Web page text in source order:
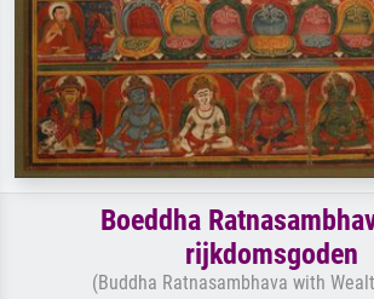
Boeddha
rijkdomsgoden
(Buddha Ratnasambhava with